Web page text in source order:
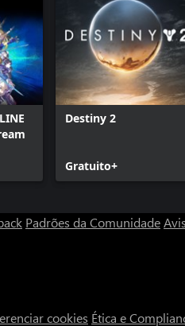
Destiny 2
Gratuito+
Padrões da Comunidade
cookies Ética e